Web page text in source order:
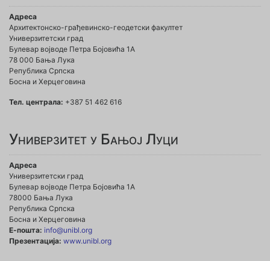
Адреса
Архитектонско-грађевинско-геодетски факултет
Универзитетски град
Булевар војводе Петра Бојовића 1A
78 000 Бања Лука
Република Српска
Босна и Херцеговина
Тел. централа: +387 51 462 616
Универзитет у Бањој Луци
Адреса
Универзитетски град
Булевар војводе Петра Бојовића 1А
78000 Бања Лука
Република Српска
Босна и Херцеговина
Е-пошта: info@unibl.org
Презентација: www.unibl.org